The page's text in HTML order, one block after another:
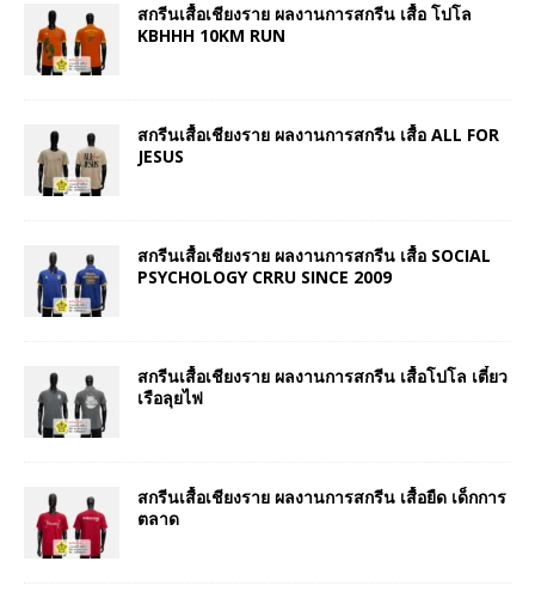
สกรีนเสื้อเชียงราย ผลงานการสกรีน เสื้อ โปโล
KBHHH 10KM RUN
สกรีนเสื้อเชียงราย ผลงานการสกรีน เสื้อ ALL FOR
JESUS
สกรีนเสื้อเชียงราย ผลงานการสกรีน เสื้อ SOCIAL
PSYCHOLOGY CRRU SINCE 2009
สกรีนเสื้อเชียงราย ผลงานการสกรีน เสื้อโปโล เตี๋ยว
เรือลุยไฟ
สกรีนเสื้อเชียงราย ผลงานการสกรีน เสื้อยืด เด็กการ
ตลาด